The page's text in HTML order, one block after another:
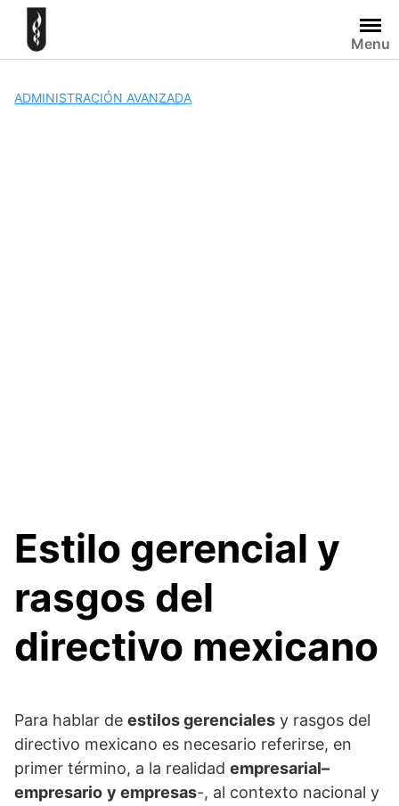
Skip
content
Menu
ADMINISTRACIÓN AVANZADA
Estilo gerencial y
rasgos del
directivo mexicano
Para hablar de estilos gerenciales y rasgos del
directivo mexicano es necesario referirse, en
primer término, a la realidad empresarial–
empresario y empresas-, al contexto nacional y